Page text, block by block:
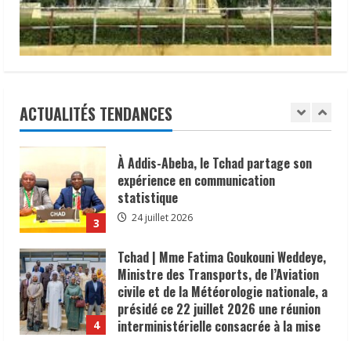
Abdelmahmoud
Adam
Yaya,
a
effectué
une
2025
sur
le
du
projet
Bitéha-
situé
37
sud
d’Abéché
ACTUALITÉS TENDANCES
1 6 août 2026
2
𝗜𝗻𝗱𝘂𝘀𝘁𝗿𝗶𝗲 | l𝐞 𝐠𝐨𝐮𝐯𝐞𝐫𝐧𝐞𝐦𝐞𝐧𝐭 𝐜𝐥𝐚𝐫𝐢𝐟𝐢𝐞
𝐩𝐫𝐨𝐭𝐞𝐜𝐭𝐢𝐨𝐧 𝐝𝐞𝐬 𝐜𝐨𝐧𝐬𝐨𝐦𝐦𝐚𝐭𝐞𝐮𝐫𝐬.
3
À Addis-Abeba, le Tchad partage son
expérience en communication
statistique
24 juillet 2026
4
Tchad | Mme Fatima Goukouni Weddeye,
Ministre des Transports, de l’Aviation
civile et de la Météorologie nationale, a
présidé ce 22 juillet 2026 une réunion
interministérielle consacrée à la mise